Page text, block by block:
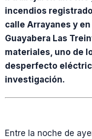
incendios
calle Arrayanes y
Guayabera Las
materiales, uno de
desperfecto
investigación.
Entre la noche de